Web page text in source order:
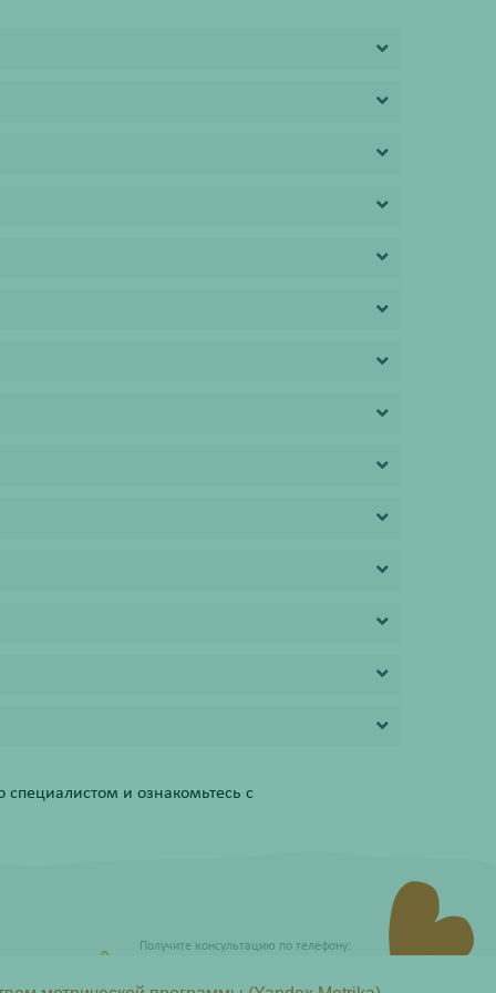
специалистом и ознакомьтесь с
Получите консультацию по телефону: